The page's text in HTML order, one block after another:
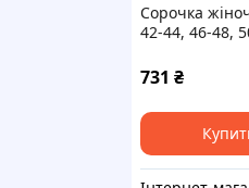
Сорочка
42-44, 46-48,
731 ₴